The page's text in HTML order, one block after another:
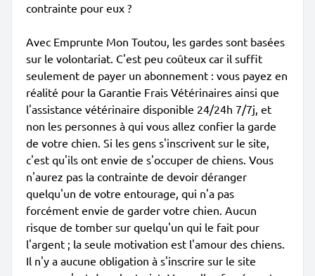
contrainte pour eux ?
Avec Emprunte Mon Toutou, les gardes sont basées
sur le volontariat. C'est peu coûteux car il suffit
seulement de payer un abonnement : vous payez en
réalité pour la Garantie Frais Vétérinaires ainsi que
l'assistance vétérinaire disponible 24/24h 7/7j, et
non les personnes à qui vous allez confier la garde
de votre chien. Si les gens s'inscrivent sur le site,
c'est qu'ils ont envie de s'occuper de chiens. Vous
n'aurez pas la contrainte de devoir déranger
quelqu'un de votre entourage, qui n'a pas
forcément envie de garder votre chien. Aucun
risque de tomber sur quelqu'un qui le fait pour
l'argent ; la seule motivation est l'amour des chiens.
Il n'y a aucune obligation à s'inscrire sur le site